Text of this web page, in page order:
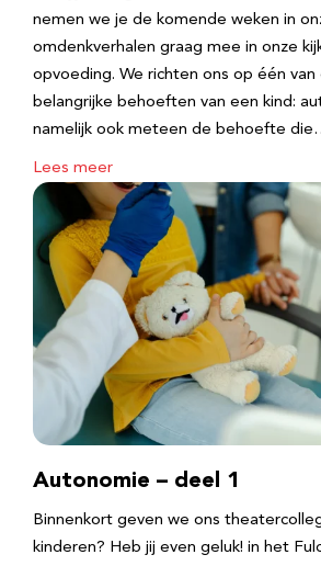
nemen we je de komende weken in
omdenkverhalen graag mee in onze
opvoeding. We richten ons op één
belangrijke behoeften van een kind:
namelijk ook meteen de behoefte
Lees meer
Autonomie – deel 1
Binnenkort geven we ons
kinderen? Heb jij even geluk! in het